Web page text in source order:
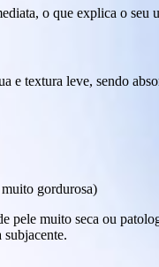
o que explica o seu
e textura leve, sendo
gordurosa)
pele muito seca ou
subjacente.